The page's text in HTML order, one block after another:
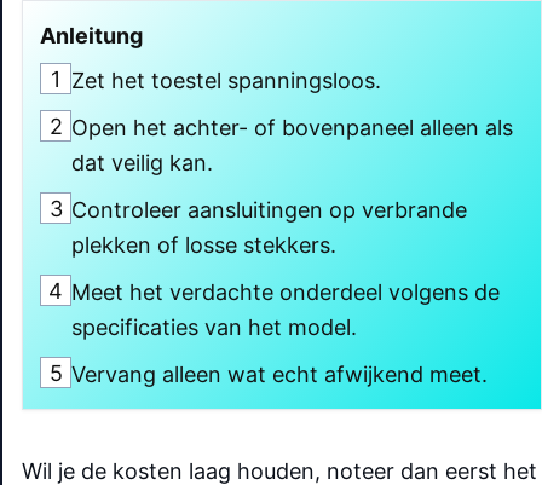
Anleitung
1 Zet het toestel spanningsloos.
2 Open het achter- of bovenpaneel alleen als
dat veilig kan.
3 Controleer aansluitingen op verbrande
plekken of losse stekkers.
4 Meet het verdachte onderdeel volgens de
specificaties van het model.
5 Vervang alleen wat echt afwijkend meet.
Wil je de kosten laag houden, noteer dan eerst het